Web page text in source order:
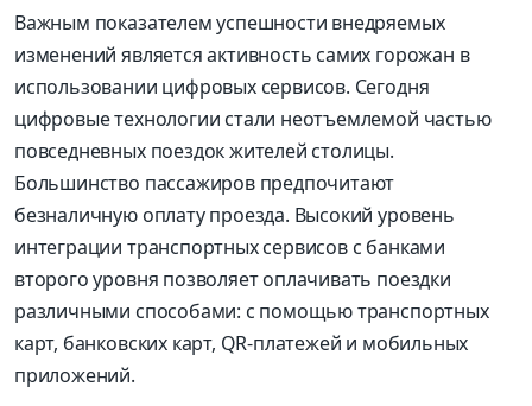
Важным показателем успешности внедряемых
изменений является активность самих горожан в
использовании цифровых сервисов. Сегодня
цифровые технологии стали неотъемлемой частью
повседневных поездок жителей столицы.
Большинство пассажиров предпочитают
безналичную оплату проезда. Высокий уровень
интеграции транспортных сервисов с банками
второго уровня позволяет оплачивать поездки
различными способами: с помощью транспортных
карт, банковских карт, QR-платежей и мобильных
приложений.